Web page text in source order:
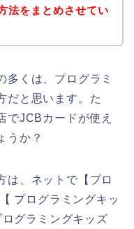
法をまとめさせてい
多くは、プログラミ
だと思います。た
でJCBカードが使え
うか？
は、ネットで【プロ
プログラミングキッ
グラミングキッズ